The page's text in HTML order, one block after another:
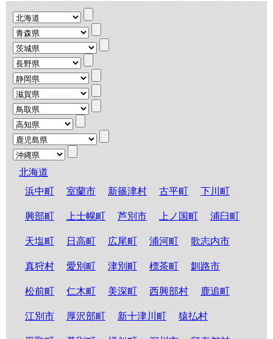
北海道
浜中町
室蘭市 新篠津村 古平町 下川町
興部町 上士幌町 芦別市 上ノ国町 浦臼町
天塩町 日高町 広尾町 浦河町 歌志内市
真狩村 愛別町 津別町 標茶町 釧路市
松前町 仁木町 美深町 西興部村 鹿追町
江別市 厚沢部町 新十津川町 猿払村